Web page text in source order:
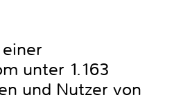
unter 1.163
und Nutzer von